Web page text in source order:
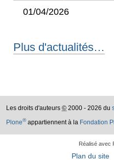
01/04/2026
Plus d'actualités…
Les droits d'auteurs © 2000 - 2026 du
Plone®appartiennent à la Fondation
Réalisé avec
Plan du site